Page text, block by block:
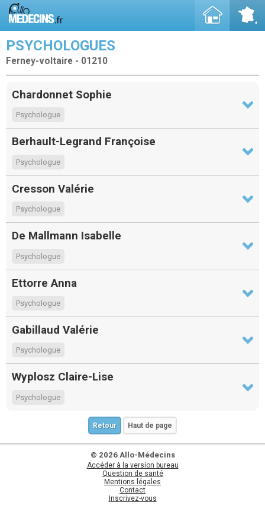
PSYCHOLOGUES
Ferney-voltaire - 01210
Chardonnet Sophie
Psychologue
Berhault-Legrand Françoise
Psychologue
Cresson Valérie
Psychologue
De Mallmann Isabelle
Psychologue
Ettorre Anna
Psychologue
Gabillaud Valérie
Psychologue
Wyplosz Claire-Lise
Psychologue
Retour Haut de page
© 2026 Allo-Médecins
Accéder à la version bureau
Question de santé
Mentions légales
Contact
Inscrivez-vous